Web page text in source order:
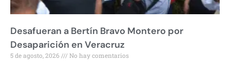
Desafueran a Bertín Bravo Montero por
Desaparición en Veracruz
5 de agosto, 2026 No hay comentarios